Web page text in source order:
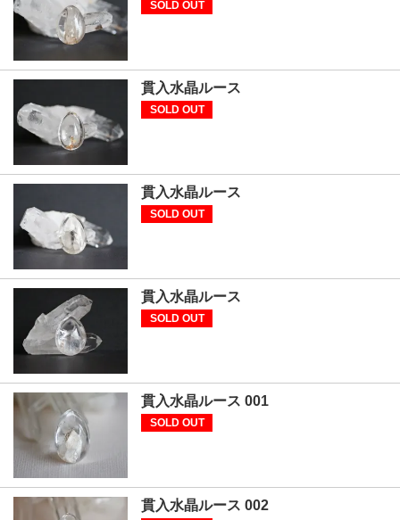
SOLD OUT
貫入水晶ルース
SOLD OUT
貫入水晶ルース
SOLD OUT
貫入水晶ルース
SOLD OUT
貫入水晶ルース 001
SOLD OUT
貫入水晶ルース 002